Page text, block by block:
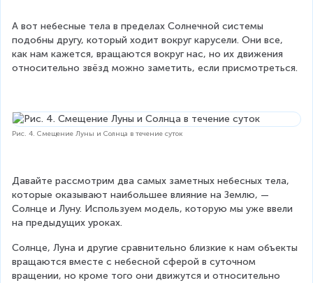
А вот небесные тела в пределах Солнечной системы
подобны другу, который ходит вокруг карусели. Они все,
как нам кажется, вращаются вокруг нас, но их движения
относительно звёзд можно заметить, если присмотреться.
Рис. 4. Смещение Луны и Солнца в течение суток
Давайте рассмотрим два самых заметных небесных тела,
которые оказывают наибольшее влияние на Землю, —
Солнце и Луну. Используем модель, которую мы уже ввели
на предыдущих уроках.
Солнце, Луна и другие сравнительно близкие к нам объекты
вращаются вместе с небесной сферой в суточном
вращении, но кроме того они движутся и относительно